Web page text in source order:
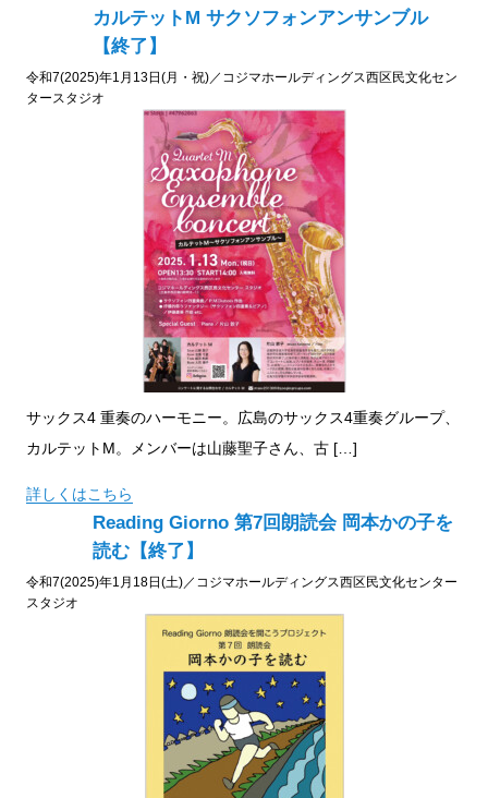
カルテットM サクソフォンアンサンブル
【終了】
令和7(2025)年1月13日(月・祝)／コジマホールディングス西区民文化セン
タースタジオ
サックス4 重奏のハーモニー。広島のサックス4重奏グループ、
カルテットM。メンバーは山藤聖子さん、古 […]
詳しくはこちら
Reading Giorno 第7回朗読会 岡本かの子を
読む【終了】
令和7(2025)年1月18日(土)／コジマホールディングス西区民文化センター
スタジオ